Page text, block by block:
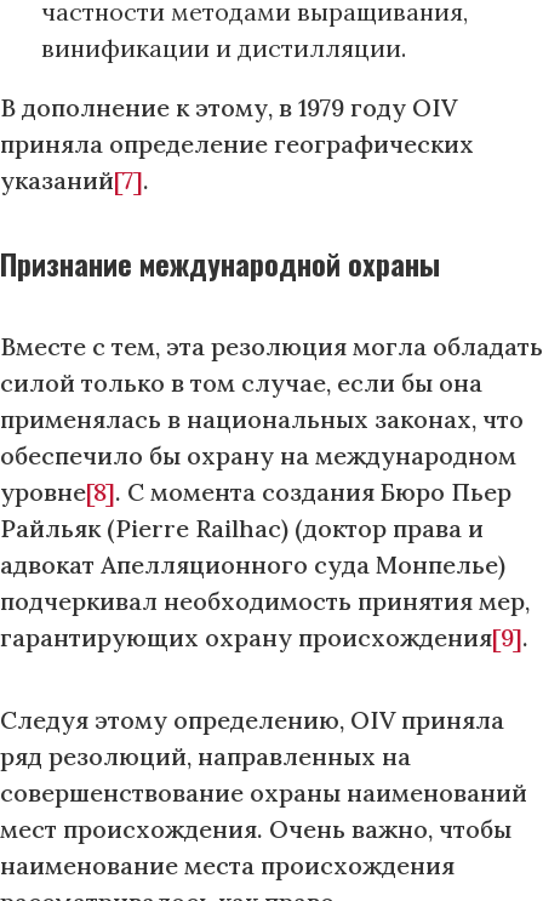
частности методами выращивания,
винификации и дистилляции.
В дополнение к этому, в 1979 году OIV
приняла определение географических
указаний[7].
Признание международной охраны
Вместе с тем, эта резолюция могла обладать
силой только в том случае, если бы она
применялась в национальных законах, что
обеспечило бы охрану на международном
уровне[8]. С момента создания Бюро Пьер
Райльяк (Pierre Railhac) (доктор права и
адвокат Апелляционного суда Монпелье)
подчеркивал необходимость принятия мер,
гарантирующих охрану происхождения[9].
Следуя этому определению, OIV приняла
ряд резолюций, направленных на
совершенствование охраны наименований
мест происхождения. Очень важно, чтобы
наименование места происхождения